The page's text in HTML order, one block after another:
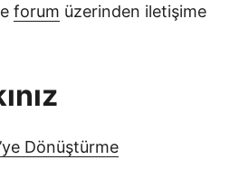
forum üzerinden iletişime
Dönüştürme